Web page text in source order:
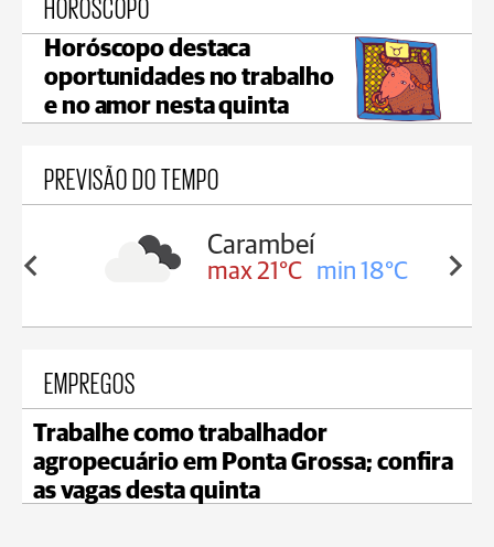
HORÓSCOPO
Horóscopo destaca
oportunidades no trabalho
e no amor nesta quinta
PREVISÃO DO TEMPO
18°C
Jaguariaíva
max 21°C min 20°C
EMPREGOS
Trabalhe como trabalhador
agropecuário em Ponta Grossa; confira
as vagas desta quinta